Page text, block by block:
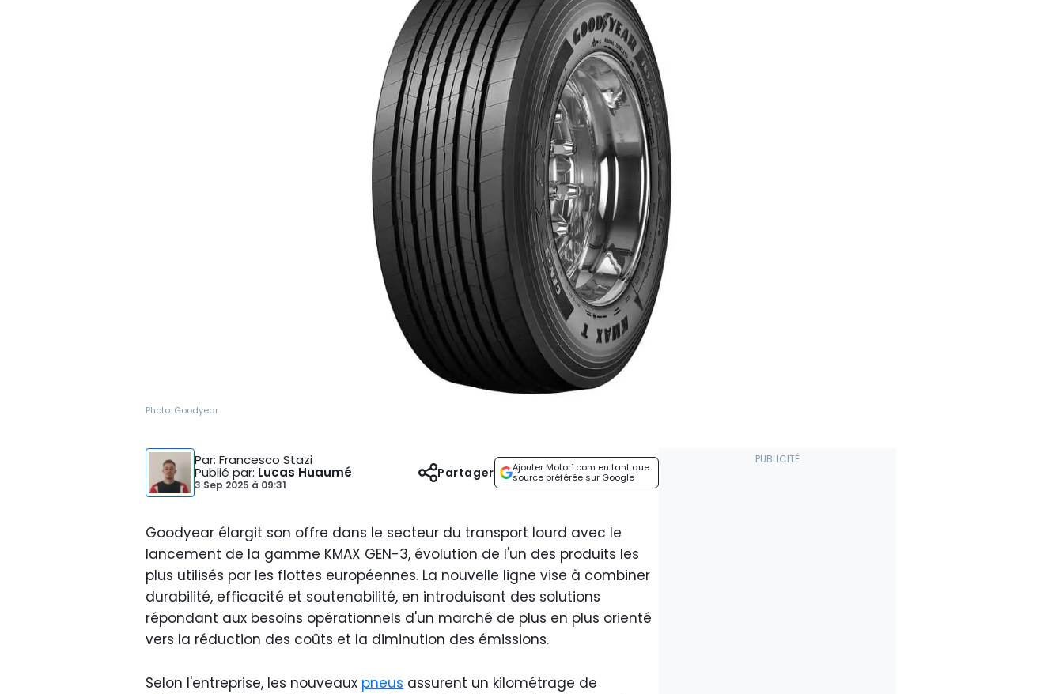
Photo: Goodyear
Par: Francesco Stazi
Publié par: Lucas Huaumé
3 Sep 2025 à 09:31
Ajouter Motor1.com en tant que
source préférée sur Google
Partager
Goodyear élargit son offre dans le secteur du transport lourd avec le
lancement de la gamme KMAX GEN-3, évolution de l'un des produits les
plus utilisés par les flottes européennes. La nouvelle ligne vise à combiner
durabilité, efficacité et soutenabilité, en introduisant des solutions
répondant aux besoins opérationnels d'un marché de plus en plus orienté
vers la réduction des coûts et la diminution des émissions.
Selon l'entreprise, les nouveaux pneus assurent un kilométrage de